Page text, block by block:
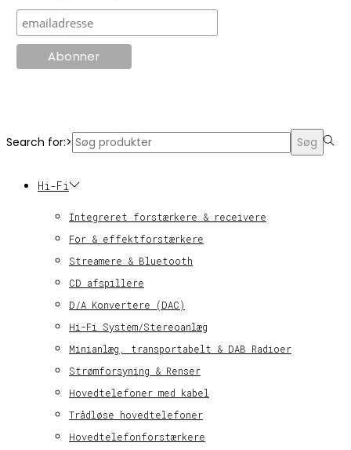
Search for:> Søg
Hi-Fi
Integreret forstærkere & receivere
For & effektforstærkere
Streamere & Bluetooth
CD afspillere
D/A Konvertere (DAC)
Hi-Fi System/Stereoanlæg
Minianlæg, transportabelt & DAB Radioer
Strømforsyning & Renser
Hovedtelefoner med kabel
Trådløse hovedtelefoner
Hovedtelefonforstærkere